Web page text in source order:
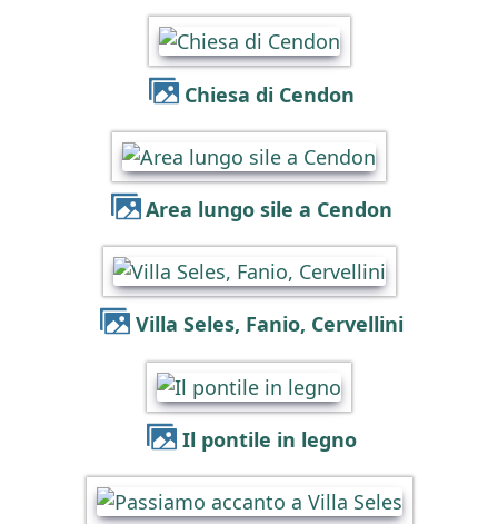
Chiesa di Cendon
Area lungo sile a Cendon
Villa Seles, Fanio, Cervellini
Il pontile in legno